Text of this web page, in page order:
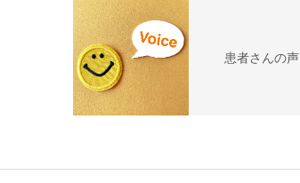
患者さんの声